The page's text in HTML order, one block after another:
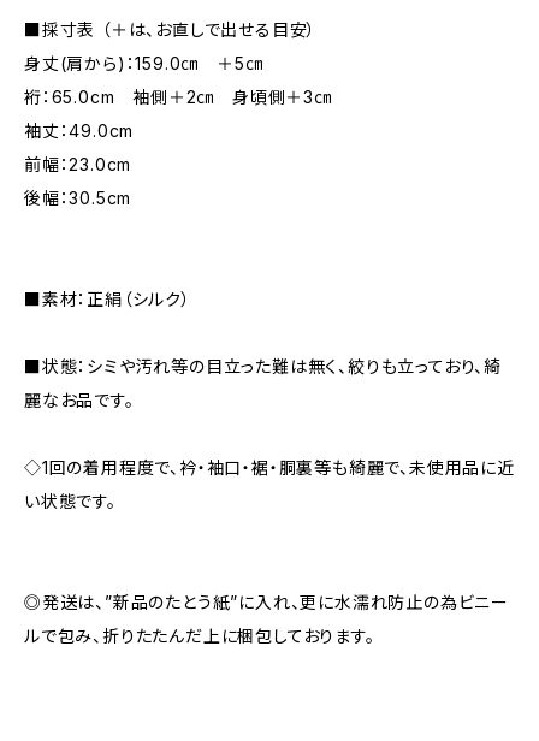
■採寸表 （＋は、お直しで出せる目安）
身丈(肩から)：159.0㎝ ＋5㎝
裄：65.0cm 袖側＋2㎝ 身頃側＋3㎝
袖丈：49.0cm
前幅：23.0cm
後幅：30.5cm
■素材：正絹（シルク）
■状態：シミや汚れ等の目立った難は無く、絞りも立っており、綺
麗なお品です。
◇1回の着用程度で、衿・袖口・裾・胴裏等も綺麗で、未使用品に近
い状態です。
◎発送は、”新品のたとう紙”に入れ、更に水濡れ防止の為ビニー
ルで包み、折りたたんだ上に梱包しております。